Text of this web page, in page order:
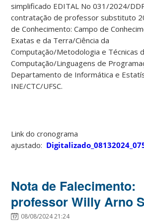
simplificado EDITAL No 031/2024/
contratação de professor substituto
de Conhecimento: Campo de
Exatas e da Terra/Ciência da
Computação/Metodologia e Técnicas
Computação/Linguagens de
Departamento de Informática e
INE/CTC/UFSC.
Link do cronograma
ajustado:
Nota de Falecimento:
professor Willy Arno
08/08/2024 21:24